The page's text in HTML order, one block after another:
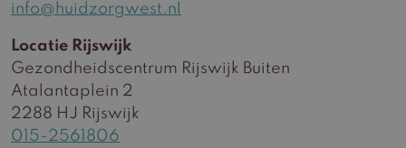
info@huidzorgwest.nl
Locatie Rijswijk
Gezondheidscentrum Rijswijk Buiten
Atalantaplein 2
2288 HJ Rijswijk
015-2561806